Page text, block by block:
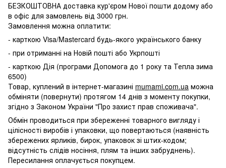
БЕЗКОШТОВНА доставка кур'єром Нової пошти додому або
в офіс для замовлень від 3000 грн.
Замовлення можна оплатити:
- карткою Visa/Mastercard будь-якого українського банку
- при отриманні на Новій пошті або Укрпошті
- карткою Дія (програми Допомога до 1 року та Тепла зима
6500)
Товар, куплений в інтернет-магазині mumami.com.ua можна
обміняти (повернути) протягом 14 днів з моменту покупки,
згідно з Законом України "Про захист прав споживача".
Обмін проводиться при збереженні товарного вигляду і
цілісності виробів і упаковки, що повертаються (наявність
збережених ярликів, бирок, упаковок зі штих-кодом;
відсутність слідів носіння, плям та інших забруднень).
Пересилання оплачується покупцем.